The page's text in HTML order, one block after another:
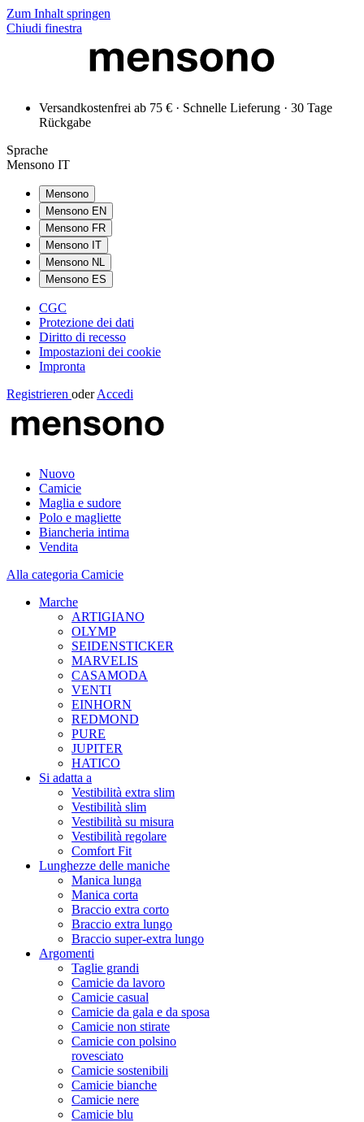
Zum Inhalt springen
Chiudi finestra
Versandkostenfrei ab 75 € · Schnelle Lieferung · 30 Tage
Rückgabe
Sprache
Mensono IT
Mensono
Mensono EN
Mensono FR
Mensono IT
Mensono NL
Mensono ES
CGC
Protezione dei dati
Diritto di recesso
Impostazioni dei cookie
Impronta
Registrieren oder Accedi
Nuovo
Camicie
Maglia e sudore
Polo e magliette
Biancheria intima
Vendita
Alla categoria Camicie
Marche
ARTIGIANO
OLYMP
SEIDENSTICKER
MARVELIS
CASAMODA
VENTI
EINHORN
REDMOND
PURE
JUPITER
HATICO
Si adatta a
Vestibilità extra slim
Vestibilità slim
Vestibilità su misura
Vestibilità regolare
Comfort Fit
Lunghezze delle maniche
Manica lunga
Manica corta
Braccio extra corto
Braccio extra lungo
Braccio super-extra lungo
Argomenti
Taglie grandi
Camicie da lavoro
Camicie casual
Camicie da gala e da sposa
Camicie non stirate
Camicie con polsino
rovesciato
Camicie sostenibili
Camicie bianche
Camicie nere
Camicie blu